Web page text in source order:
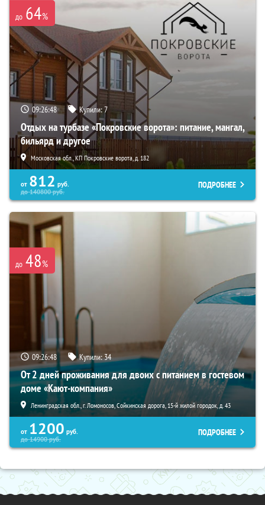
до 64%
09:26:46 Купили:7
Отдых на турбазе «Покровские ворота»: питание, мангал,
бильярд и другое
Московская обл., КП Покровские ворота, д. 182
от 812 руб.
до140800руб.
ПОДРОБНЕЕ
до 48%
09:26:46 Купили:34
От 2 дней проживания для двоих с питанием в гостевом
доме «Кают-компания»
Ленинградская обл., г. Ломоносов, Сойкинская дорога, 15-й жилой городок, д. 43
от 1200 руб.
до14900руб.
ПОДРОБНЕЕ